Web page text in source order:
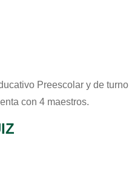
Preescolar y de turno
con 4 maestros.